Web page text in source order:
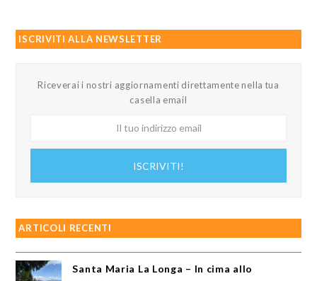
ISCRIVITI ALLA NEWSLETTER
Riceverai i nostri aggiornamenti direttamente nella tua
casella email
ISCRIVITI!
ARTICOLI RECENTI
Santa Maria La Longa – In cima allo